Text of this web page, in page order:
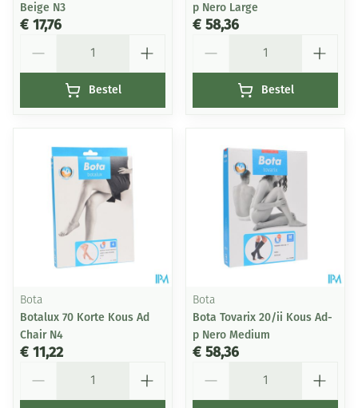
Beige N3
€ 17,76
Bestel
p Nero Large
€ 58,36
Bestel
Bota
Botalux 70 Korte Kous Ad
Chair N4
€ 11,22
Bota
Bota Tovarix 20/ii Kous Ad-
p Nero Medium
€ 58,36